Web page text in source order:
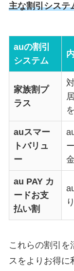
主な割引システ
auの割引
システム
家族割プ
ラス
auスマー
トバリュ
ー
au PAY カ
ードお支
払い割
これらの割引を
スをよりお得